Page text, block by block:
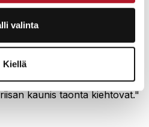
valinta
Kiellä
vuodelta 1804.
ikonin
ensi kertaa kuvattavien
heti ihastuksesta. Ikonin
kaunis taonta kiehtovat."